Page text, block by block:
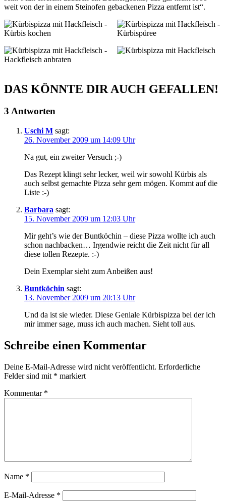
weit von der in einem Steinofen gebackenen Pizza entfernt ist“.
DAS KÖNNTE DIR AUCH GEFALLEN!
3 Antworten
Uschi M sagt:
26. November 2009 um 14:09 Uhr
Na gut, ein zweiter Versuch ;-)
Das Rezept klingt sehr lecker, weil wir sowohl Kürbis als
auch selbst gemachte Pizza sehr gern mögen. Kommt auf die
Liste :-)
Barbara sagt:
15. November 2009 um 12:03 Uhr
Mir geht’s wie der Buntköchin – diese Pizza wollte ich auch
schon nachbacken… Irgendwie reicht die Zeit nicht für all
diese tollen Rezepte. :-)
Dein Exemplar sieht zum Anbeißen aus!
Buntköchin sagt:
13. November 2009 um 20:13 Uhr
Und da ist sie wieder. Diese Geniale Kürbispizza bei der ich
mir immer sage, muss ich auch machen. Sieht toll aus.
Schreibe einen Kommentar
Deine E-Mail-Adresse wird nicht veröffentlicht. Erforderliche
Felder sind mit * markiert
Kommentar *
Name *
E-Mail-Adresse *